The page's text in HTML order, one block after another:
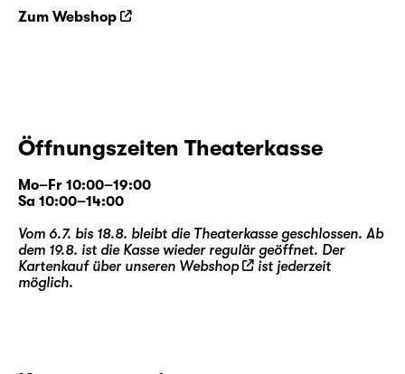
Zum Webshop
Öffnungszeiten Theaterkasse
Mo–Fr 10:00–19:00
Sa 10:00–14:00
Vom 6.7. bis 18.8. bleibt die Theaterkasse geschlossen. Ab
dem 19.8. ist die Kasse wieder regulär geöffnet. Der
Kartenkauf über unseren Webshop
ist jederzeit
möglich.